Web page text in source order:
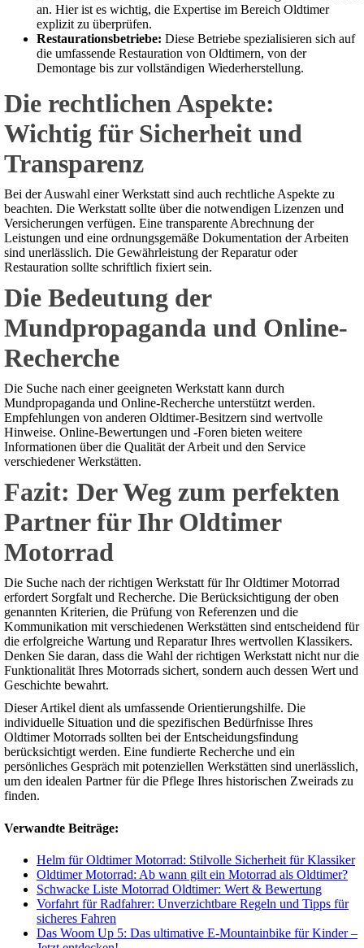
an. Hier ist es wichtig, die Expertise im Bereich Oldtimer
explizit zu überprüfen.
Restaurationsbetriebe: Diese Betriebe spezialisieren sich auf
die umfassende Restauration von Oldtimern, von der
Demontage bis zur vollständigen Wiederherstellung.
Die rechtlichen Aspekte:
Wichtig für Sicherheit und
Transparenz
Bei der Auswahl einer Werkstatt sind auch rechtliche Aspekte zu
beachten. Die Werkstatt sollte über die notwendigen Lizenzen und
Versicherungen verfügen. Eine transparente Abrechnung der
Leistungen und eine ordnungsgemäße Dokumentation der Arbeiten
sind unerlässlich. Die Gewährleistung der Reparatur oder
Restauration sollte schriftlich fixiert sein.
Die Bedeutung der
Mundpropaganda und Online-
Recherche
Die Suche nach einer geeigneten Werkstatt kann durch
Mundpropaganda und Online-Recherche unterstützt werden.
Empfehlungen von anderen Oldtimer-Besitzern sind wertvolle
Hinweise. Online-Bewertungen und -Foren bieten weitere
Informationen über die Qualität der Arbeit und den Service
verschiedener Werkstätten.
Fazit: Der Weg zum perfekten
Partner für Ihr Oldtimer
Motorrad
Die Suche nach der richtigen Werkstatt für Ihr Oldtimer Motorrad
erfordert Sorgfalt und Recherche. Die Berücksichtigung der oben
genannten Kriterien, die Prüfung von Referenzen und die
Kommunikation mit verschiedenen Werkstätten sind entscheidend für
die erfolgreiche Wartung und Reparatur Ihres wertvollen Klassikers.
Denken Sie daran, dass die Wahl der richtigen Werkstatt nicht nur die
Funktionalität Ihres Motorrads sichert, sondern auch dessen Wert und
Geschichte bewahrt.
Dieser Artikel dient als umfassende Orientierungshilfe. Die
individuelle Situation und die spezifischen Bedürfnisse Ihres
Oldtimer Motorrads sollten bei der Entscheidungsfindung
berücksichtigt werden. Eine fundierte Recherche und ein
persönliches Gespräch mit potenziellen Werkstätten sind unerlässlich,
um den idealen Partner für die Pflege Ihres historischen Zweirads zu
finden.
Verwandte Beiträge:
Helm für Oldtimer Motorrad: Stilvolle Sicherheit für Klassiker
Oldtimer Motorrad: Ab wann gilt ein Motorrad als Oldtimer?
Schwacke Liste Motorrad Oldtimer: Wert & Bewertung
Vorfahrt für Radfahrer: Unverzichtbare Regeln und Tipps für
sicheres Fahren
Das Woom Up 5: Das ultimative E-Mountainbike für Kinder –